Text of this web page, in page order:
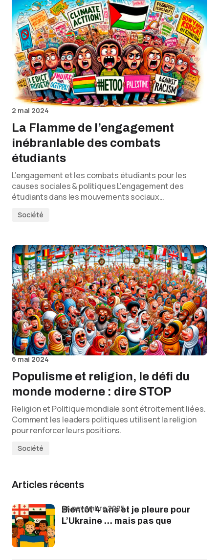
2 mai 2024
La Flamme de l’engagement
inébranlable des combats
étudiants
L’engagement et les combats étudiants pour les
causes sociales & politiques L’engagement des
étudiants dans les mouvements sociaux…
Société
6 mai 2024
Populisme et religion, le défi du
monde moderne : dire STOP
Religion et Politique mondiale sont étroitement liées.
Comment les leaders politiques utilisent la religion
pour renforcer leurs positions.
Société
Articles récents
Bientôt 4 ans et je pleure pour
L’Ukraine … mais pas que
24 novembre 2025